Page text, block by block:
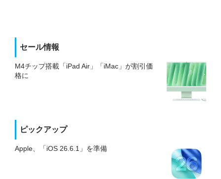
セール情報
M4チップ搭載「iPad Air」「iMac」が割引価
格に
ピックアップ
Apple、「iOS 26.6.1」を準備